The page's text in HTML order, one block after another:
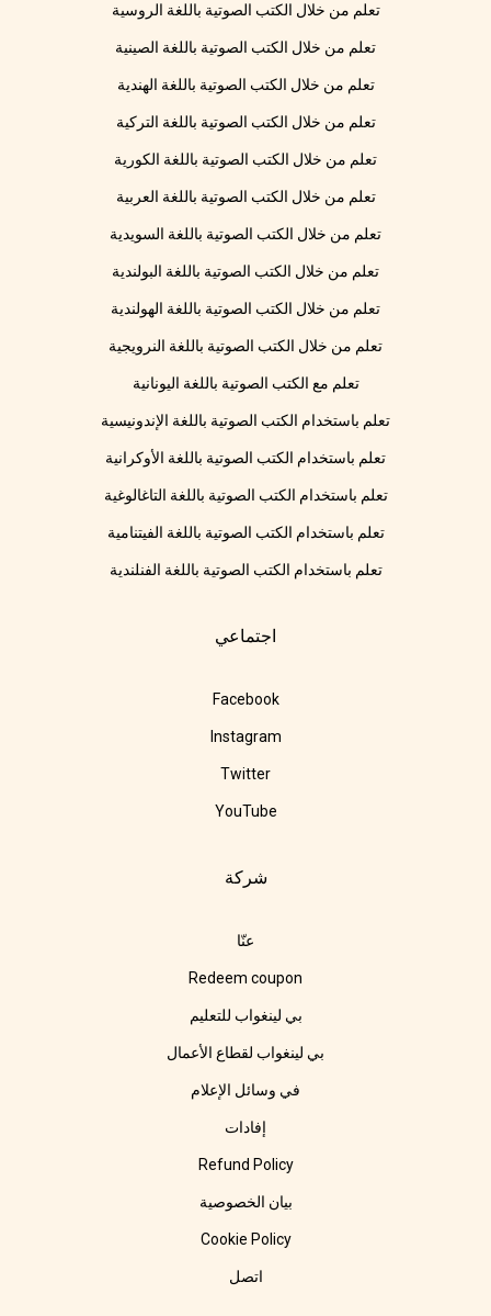
تعلم من خلال الكتب الصوتية باللغة الروسية
تعلم من خلال الكتب الصوتية باللغة الصينية
تعلم من خلال الكتب الصوتية باللغة الهندية
تعلم من خلال الكتب الصوتية باللغة التركية
تعلم من خلال الكتب الصوتية باللغة الكورية
تعلم من خلال الكتب الصوتية باللغة العربية
تعلم من خلال الكتب الصوتية باللغة السويدية
تعلم من خلال الكتب الصوتية باللغة البولندية
تعلم من خلال الكتب الصوتية باللغة الهولندية
تعلم من خلال الكتب الصوتية باللغة النرويجية
تعلم مع الكتب الصوتية باللغة اليونانية
تعلم باستخدام الكتب الصوتية باللغة الإندونيسية
تعلم باستخدام الكتب الصوتية باللغة الأوكرانية
تعلم باستخدام الكتب الصوتية باللغة التاغالوغية
تعلم باستخدام الكتب الصوتية باللغة الفيتنامية
تعلم باستخدام الكتب الصوتية باللغة الفنلندية
اجتماعي
Facebook
Instagram
Twitter
YouTube
شركة
عنّا
Redeem coupon
بي لينغواب للتعليم
بي لينغواب لقطاع الأعمال
في وسائل الإعلام
إفادات
Refund Policy
بيان الخصوصية
Cookie Policy
اتصل